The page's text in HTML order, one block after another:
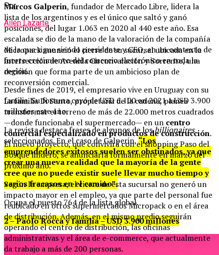
Marcos Galperin, fundador de Mercado Libre, lidera la
lista de los argentinos y es el único que saltó y ganó
posiciones, del lugar 1.063 en 2020 al 440 este año. Esa
escalada se dio de la mano de la valoración de la compañía
de la que sigue siendo presidente y CEO, en un contexto de
fuerte crecimiento del comercio electrónico en toda la
región.
Desde fines de 2019, el empresario vive en Uruguay con su
familia. Su fortuna cayó de USD 6.100 en 2021 a USD 3.900
millones este año.
La revista destaca frases de algunos de losbillionaires
seleccionados. En el caso de Galperin,“Los
emprendedores exitosos suelen ser obstinados, ya que
crear una nueva realidad que la mayoría de la gente
cree que no puede existir suele llevar mucho tiempo y
varios fracasos en el camino”.
Ocupa el puesto 764 de la lista global.
2 – Paolo Rocca y familia – USD 3.900 millones
Por
Ailén Lazarte
Micropack anunció el cierre de su sucursal ubicada en la
intersección de Avenida Circunvalación y Sorrento, una
decisión que forma parte de un ambicioso plan de
reconversión comercial.
La familia Di Santo, propietaria de la cadena, planea
transformar el terreno de más de 22.000 metros cuadrados
—donde funcionaba el supermercado— en un centro
comercial especializado en productos de construcción.
El nuevo proyecto, que convivirá con el shopping Paso del
Bosque lindero, se anunciaría formalmente en marzo del
próximo año.
Según la empresa, el cierre de esta sucursal no generó un
impacto mayor en el empleo, ya que parte del personal fue
reubicado en otros supermercados Micropack o en el área
de distribución. Además, en el mismo predio seguirán
operando el centro de distribución, las oficinas
administrativas y el área de e-commerce, que actualmente
da trabajo a más de 200 personas.